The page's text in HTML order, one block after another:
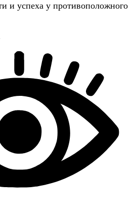
и успеха у противоположного